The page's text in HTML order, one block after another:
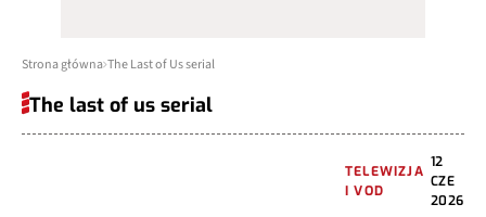
Strona główna The Last of Us serial
The last of us serial
TELEWIZJA
I VOD
12
CZE
2026